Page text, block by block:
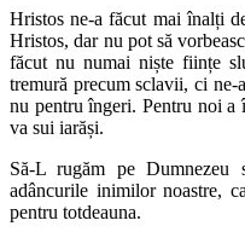
Hristos ne-a făcut mai înalți
Hristos, dar nu pot să
făcut nu numai niște ființe
tremură precum sclavii, ci
nu pentru îngeri. Pentru noi
va sui iarăși.
Să-L rugăm pe
adâncurile inimilor noastre,
pentru totdeauna.